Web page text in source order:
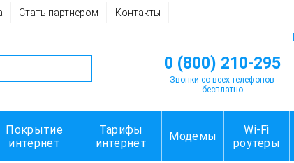
Стать партнером Контакты
0 (800) 210-295
Звонки со всех телефонов
бесплатно
Покрытие
интернет
Тарифы
интернет
Модемы
Wi-Fi
роутеры